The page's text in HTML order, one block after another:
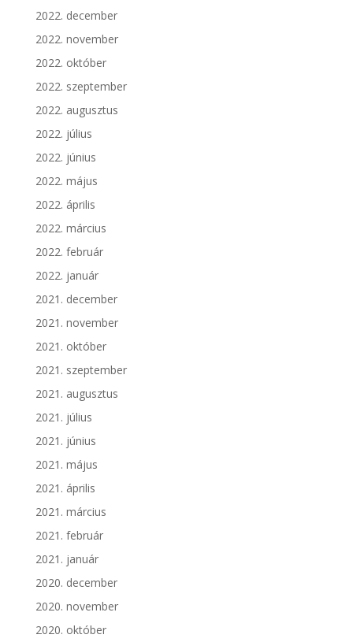
2022. december
2022. november
2022. október
2022. szeptember
2022. augusztus
2022. július
2022. június
2022. május
2022. április
2022. március
2022. február
2022. január
2021. december
2021. november
2021. október
2021. szeptember
2021. augusztus
2021. július
2021. június
2021. május
2021. április
2021. március
2021. február
2021. január
2020. december
2020. november
2020. október